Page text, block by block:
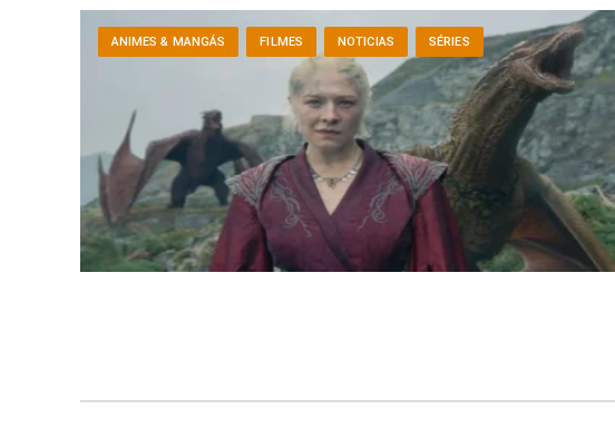
ANIMES & MANGÁS FILMES NOTICIAS SÉRIES